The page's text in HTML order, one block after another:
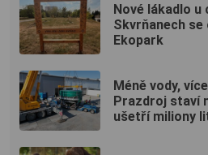
Nové lákadlo u
Skvrňanech
Ekopark
Méně vody,
Prazdroj staví
ušetří miliony